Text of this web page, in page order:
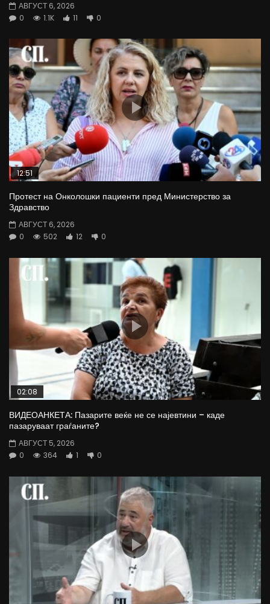
АВГУСТ 6, 2026
0
1.1K 11 0
12:51
Протест на Онколошки пациенти пред Министерство за
Здравство
АВГУСТ 6, 2026
0
502 12 0
02:08
ВИДЕОАНКЕТА: Пазарите веќе не се најевтини – каде
пазаруваат граѓаните?
АВГУСТ 5, 2026
0
364 1 0